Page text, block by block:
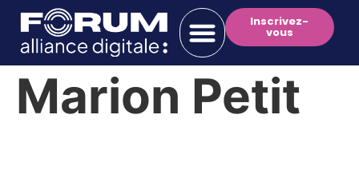
Inscrivez-
vous
Marion Petit